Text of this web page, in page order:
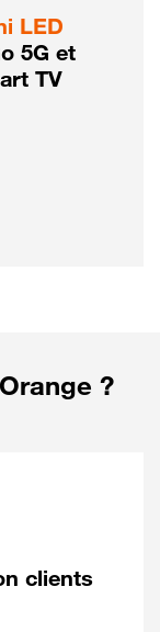
LED
5G et
TV
?
clients